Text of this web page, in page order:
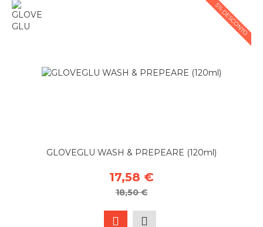
5% DESCONTO
GLOVEGLU WASH & PREPEARE (120ml)
17,58 €
18,50 €